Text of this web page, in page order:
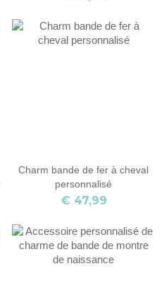
Charm bande de fer à cheval
personnalisé
€ 47,99